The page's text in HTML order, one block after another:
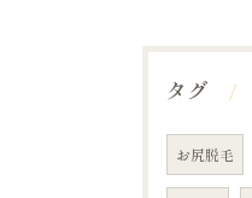
タグ
お尻脱毛